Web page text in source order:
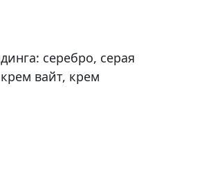
серебро, серая
вайт, крем